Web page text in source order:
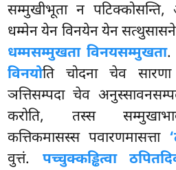
सम्मुखीभूता न
धम्मेन येन विनयेन येन
धम्मसम्मुखता विनयसम्मुखता.
विनयोति चोदना चेव
ञत्तिसम्पदा चेव
करोति, तस्स
कत्तिकमासस्स पवारणमासत्ता
वुत्तं. पच्चुक्कड्ढित्वा